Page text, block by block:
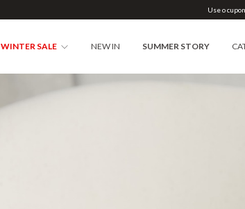
Use o
WINTER SALE NEW IN SUMMER STORY